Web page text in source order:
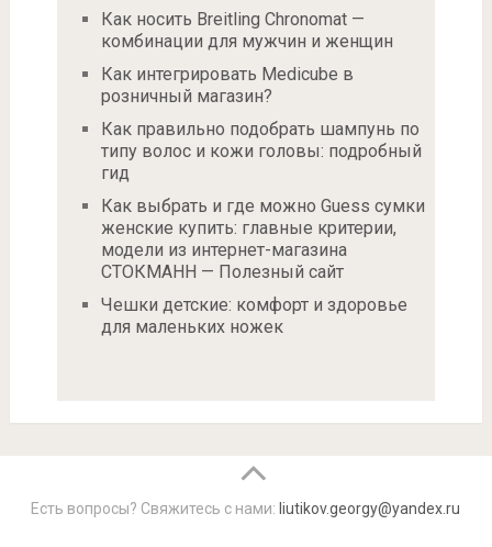
Как носить Breitling Chronomat —
комбинации для мужчин и женщин
Как интегрировать Medicube в
розничный магазин?
Как правильно подобрать шампунь по
типу волос и кожи головы: подробный
гид
Как выбрать и где можно Guess сумки
женские купить: главные критерии,
модели из интернет-магазина
СТОКМАНН — Полезный сайт
Чешки детские: комфорт и здоровье
для маленьких ножек
Есть вопросы? Свяжитесь с нами: liutikov.georgy@yandex.ru